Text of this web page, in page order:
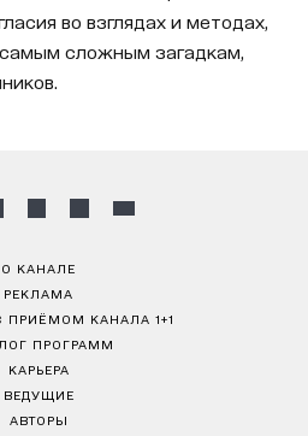
во взглядах и методах,
сложным загадкам,
О КАНАЛЕ
РЕКЛАМА
КАНАЛА 1+1
ПРОГРАММ
КАРЬЕРА
ВЕДУЩИЕ
АВТОРЫ